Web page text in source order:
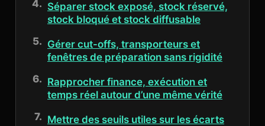
Séparer stock exposé, stock réservé,
stock bloqué et stock diffusable
Gérer cut-offs, transporteurs et
fenêtres de préparation sans rigidité
Rapprocher finance, exécution et
temps réel autour d’une même vérité
Mettre des seuils utiles sur les écarts